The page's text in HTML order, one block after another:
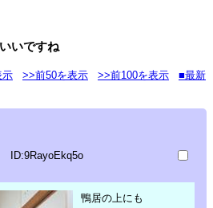
いですね
示 >>前50を表示 >>前100を表示
■最新
ID:9RayoEkq5o
鴨居の上にも